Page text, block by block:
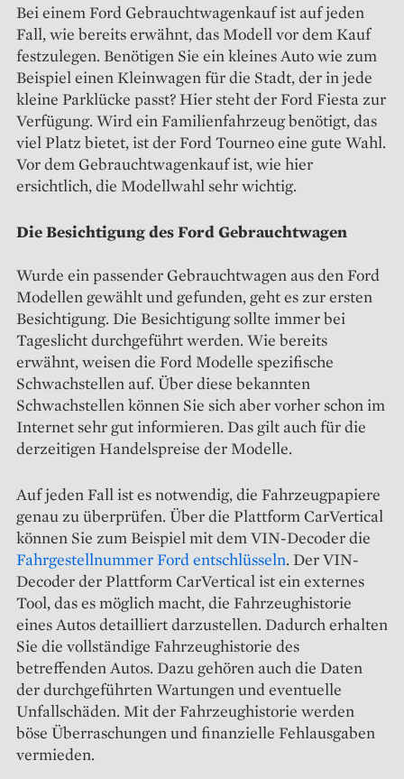
Bei einem Ford Gebrauchtwagenkauf ist auf jeden
Fall, wie bereits erwähnt, das Modell vor dem Kauf
festzulegen. Benötigen Sie ein kleines Auto wie zum
Beispiel einen Kleinwagen für die Stadt, der in jede
kleine Parklücke passt? Hier steht der Ford Fiesta zur
Verfügung. Wird ein Familienfahrzeug benötigt, das
viel Platz bietet, ist der Ford Tourneo eine gute Wahl.
Vor dem Gebrauchtwagenkauf ist, wie hier
ersichtlich, die Modellwahl sehr wichtig.
Die Besichtigung des Ford Gebrauchtwagen
Wurde ein passender Gebrauchtwagen aus den Ford
Modellen gewählt und gefunden, geht es zur ersten
Besichtigung. Die Besichtigung sollte immer bei
Tageslicht durchgeführt werden. Wie bereits
erwähnt, weisen die Ford Modelle spezifische
Schwachstellen auf. Über diese bekannten
Schwachstellen können Sie sich aber vorher schon im
Internet sehr gut informieren. Das gilt auch für die
derzeitigen Handelspreise der Modelle.
Auf jeden Fall ist es notwendig, die Fahrzeugpapiere
genau zu überprüfen. Über die Plattform CarVertical
können Sie zum Beispiel mit dem VIN-Decoder die
Fahrgestellnummer Ford entschlüsseln. Der VIN-
Decoder der Plattform CarVertical ist ein externes
Tool, das es möglich macht, die Fahrzeughistorie
eines Autos detailliert darzustellen. Dadurch erhalten
Sie die vollständige Fahrzeughistorie des
betreffenden Autos. Dazu gehören auch die Daten
der durchgeführten Wartungen und eventuelle
Unfallschäden. Mit der Fahrzeughistorie werden
böse Überraschungen und finanzielle Fehlausgaben
vermieden.